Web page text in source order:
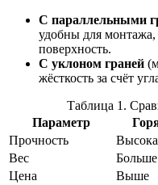
С параллельными
удобны для
поверхность.
С уклоном граней
жёсткость за счёт
Таблица 1.
Параметр
Прочность
Вес
Больше
Цена
Выше